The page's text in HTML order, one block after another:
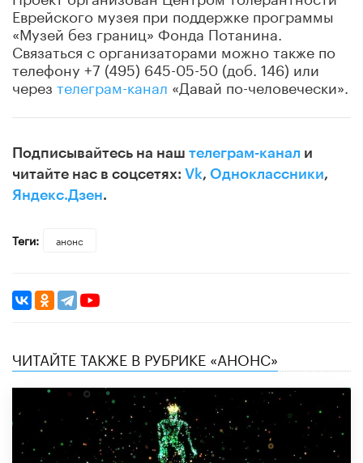
Еврейского музея при поддержке программы
«Музей без границ» Фонда Потанина.
Связаться с организаторами можно также по
телефону +7 (495) 645-05-50 (доб. 146) или
через телеграм-канал «Давай по-человечески».
Подписывайтесь на наш телеграм-канал и
читайте нас в соцсетях: Vk, Одноклассники,
Яндекс.Дзен.
Теги: анонс
ЧИТАЙТЕ ТАКЖЕ В РУБРИКЕ «АНОНС»